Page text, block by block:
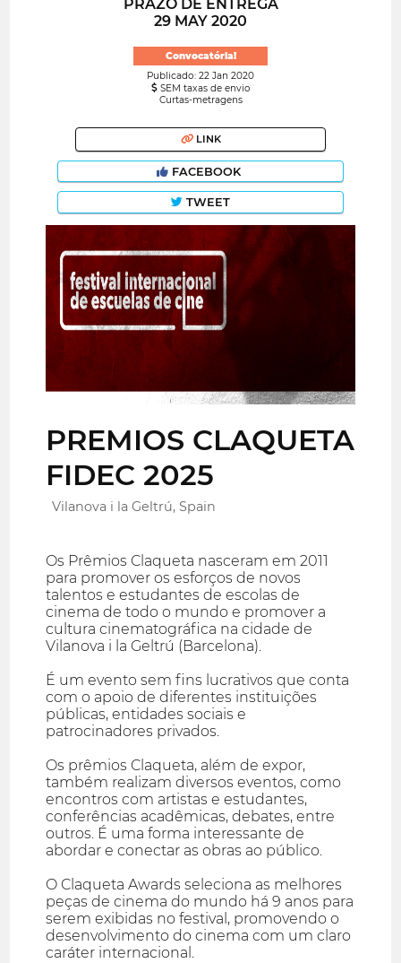
PRAZO DE ENTREGA
29 MAY 2020
Convocatória!
Publicado: 22 Jan 2020
SEM taxas de envio
Curtas-metragens
LINK
FACEBOOK
TWEET
PREMIOS CLAQUETA
FIDEC 2025
Vilanova i la Geltrú, Spain
Os Prêmios Claqueta nasceram em 2011
para promover os esforços de novos
talentos e estudantes de escolas de
cinema de todo o mundo e promover a
cultura cinematográfica na cidade de
Vilanova i la Geltrú (Barcelona).
É um evento sem fins lucrativos que conta
com o apoio de diferentes instituições
públicas, entidades sociais e
patrocinadores privados.
Os prêmios Claqueta, além de expor,
também realizam diversos eventos, como
encontros com artistas e estudantes,
conferências acadêmicas, debates, entre
outros. É uma forma interessante de
abordar e conectar as obras ao público.
O Claqueta Awards seleciona as melhores
peças de cinema do mundo há 9 anos para
serem exibidas no festival, promovendo o
desenvolvimento do cinema com um claro
caráter internacional.